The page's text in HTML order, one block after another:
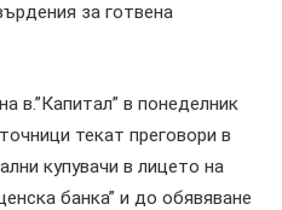
за готвена
в.”Капитал” в понеделник
текат преговори в
купувачи в лицето на
банка” и до обявяване